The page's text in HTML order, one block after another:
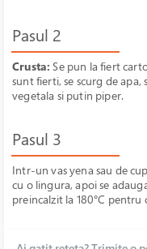
Pasul 2
Crusta: Se pun la fiert
sunt fierti, se scurg de apa,
vegetala si putin piper.
Pasul 3
Intr-un vas yena sau de
cu o lingura, apoi se
preincalzit la 180°C